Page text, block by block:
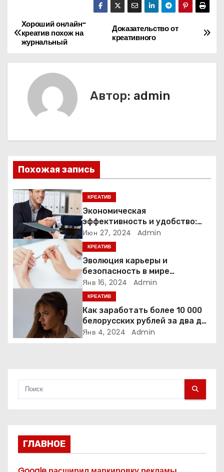
Н
а
ц
и
я
п
о
з
а
Доказательство от
креативного
Хороший онлайн-
креатив похож на
журнальный
Автор: admin
Похожая запись
КРЕАТИВ
Экономическая
эффективность и удобство:
преимущества бухгалтерских
услуг на аутсорсинге
Июн 27, 2024 Admin
КРЕАТИВ
Эволюция карьеры и
безопасность в мире
маникюра – История Анны
Денисовой
Янв 16, 2024 Admin
КРЕАТИВ
Как заработать более 10 000
белорусских рублей за два дня
на красивой профессии.
Янв 4, 2024 Admin
ГЛАВНОЕ